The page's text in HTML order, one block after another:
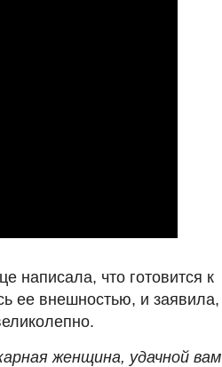
написала, что готовится к
ее внешностью, и заявила,
женщина, удачной вам